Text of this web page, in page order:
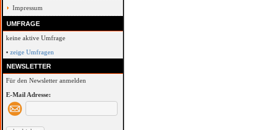
Impressum
UMFRAGE
keine aktive Umfrage
• zeige Umfragen
NEWSLETTER
Für den Newsletter anmelden
E-Mail Adresse: